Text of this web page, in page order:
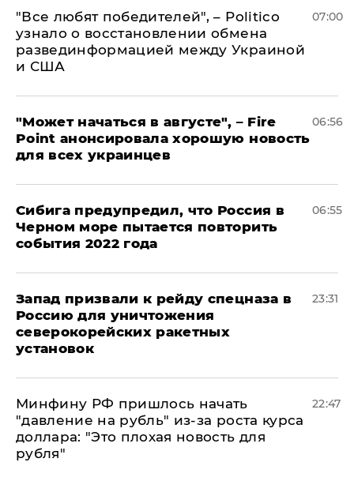
​"Все любят победителей", – Politico
узнало о восстановлении обмена
развединформацией между Украиной
и США
07:00
"Может начаться в августе", – Fire
Point анонсировала хорошую новость
для всех украинцев
06:56
Сибига предупредил, что Россия в
Черном море пытается повторить
события 2022 года
06:55
Запад призвали к рейду спецназа в
Россию для уничтожения
северокорейских ракетных
установок
23:31
Минфину РФ пришлось начать
"давление на рубль" из-за роста курса
доллара: "Это плохая новость для
рубля"
22:47